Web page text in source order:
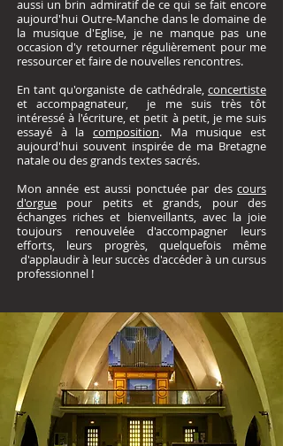
aussi un brin admiratif de ce qui se fait encore
aujourd'hui Outre-Manche dans le domaine de
la musique d'Eglise, je ne manque pas une
occasion d'y retourner régulièrement pour me
ressourcer et faire de nouvelles rencontres.
En tant qu'organiste de cathédrale, concertiste
et accompagnateur, je me suis très tôt
intéressé à l'écriture, et petit à petit, je me suis
essayé à la composition. Ma musique est
aujourd'hui souvent inspirée de ma Bretagne
natale ou des grands textes sacrés.
Mon année est aussi ponctuée par des cours
d'orgue pour petits et grands, pour des
échanges riches et bienveillants, avec la joie
toujours renouvelée d'accompagner leurs
efforts, leurs progrès, quelquefois même
d'applaudir à leur succès d'accéder à un cursus
professionnel !